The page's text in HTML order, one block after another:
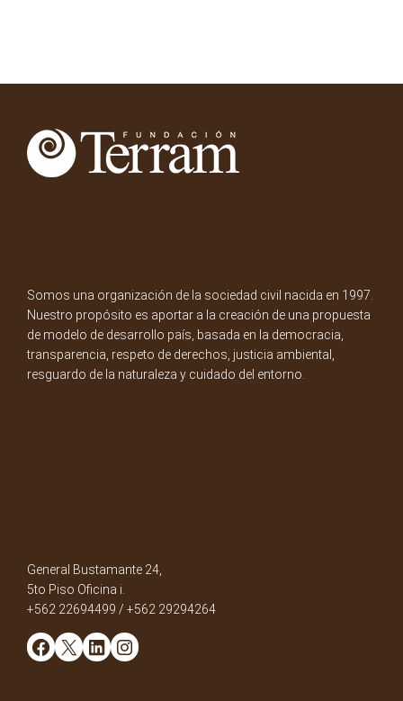
Somos una organización de la sociedad civil nacida en 1997.
Nuestro propósito es aportar a la creación de una propuesta
de modelo de desarrollo país, basada en la democracia,
transparencia, respeto de derechos, justicia ambiental,
resguardo de la naturaleza y cuidado del entorno.
General Bustamante 24,
5to Piso Oficina i.
+562 22694499 / +562 29294264